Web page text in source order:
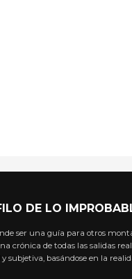
DE LO
ser una guía para otros
crónica de todas las salidas
subjetiva, basándose en la